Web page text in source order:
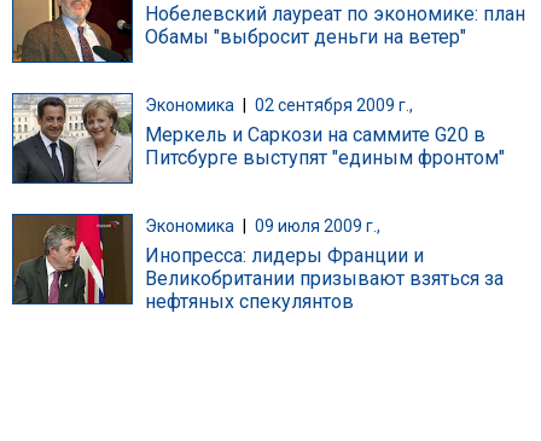
Нобелевский лауреат по экономике: план
Обамы "выбросит деньги на ветер"
Экономика 02 сентября 2009 г.,
Меркель и Саркози на саммите G20 в
Питсбурге выступят "единым фронтом"
Экономика 09 июля 2009 г.,
Инопресса: лидеры Франции и
Великобритании призывают взяться за
нефтяных спекулянтов